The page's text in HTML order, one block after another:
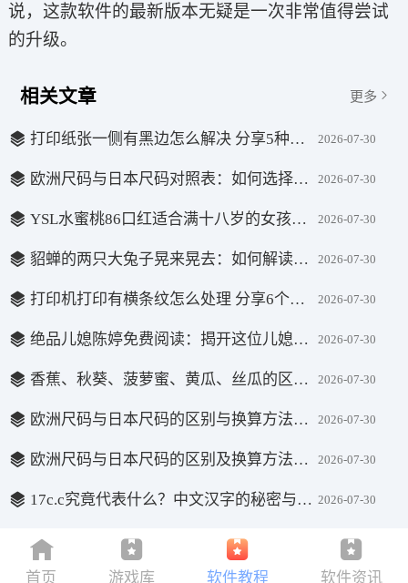
说，这款软件的最新版本无疑是一次非常值得尝试
的升级。
相关文章 更多
打印纸张一侧有黑边怎么解决 分享5种解决办法 2026-07-30
欧洲尺码与日本尺码对照表：如何选择适合的鞋码 2026-07-30
YSL水蜜桃86口红适合满十八岁的女孩吗？会不会影响肤色变黑？ 2026-07-30
貂蝉的两只大兔子晃来晃去：如何解读这一现代网络文化中的幽默描写？ 2026-07-30
打印机打印有横条纹怎么处理 分享6个高效方法 2026-07-30
绝品儿媳陈婷免费阅读：揭开这位儿媳的真实面貌与感人故事 2026-07-30
香蕉、秋葵、菠萝蜜、黄瓜、丝瓜的区别与营养价值解析 2026-07-30
欧洲尺码与日本尺码的区别与换算方法解析 2026-07-30
欧洲尺码与日本尺码的区别及换算方法解析 2026-07-30
17c.c究竟代表什么？中文汉字的秘密与解读 2026-07-30
首页 游戏库 软件教程 软件资讯